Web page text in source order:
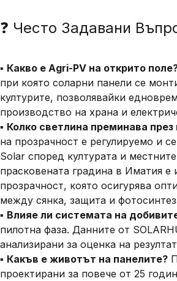
❓ Често Задавани
▪️ Какво е Agri-PV на открито
при която соларни панели се
културите, позволявайки
производство на храна и
▪️ Колко светлина преминава през
на прозрачност е регулируемо и
Solar според културата и
прасковената градина в Иматия е
прозрачност, която осигурява
между сянка, защита и
▪️ Влияе ли системата на
пилотна фаза. Данните от
анализирани за оценка на
▪️ Какъв е животът на панелите?
проектирани за повече от 25